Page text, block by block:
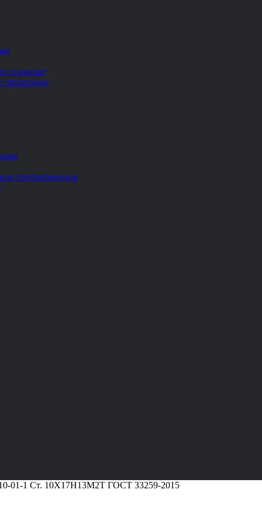
стальные
приварные
трубопроводов
01-1 Ст. 10Х17Н13М2Т ГОСТ 33259-2015